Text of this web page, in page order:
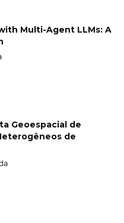
Multi-Agent LLMs: A
Geoespacial de
de